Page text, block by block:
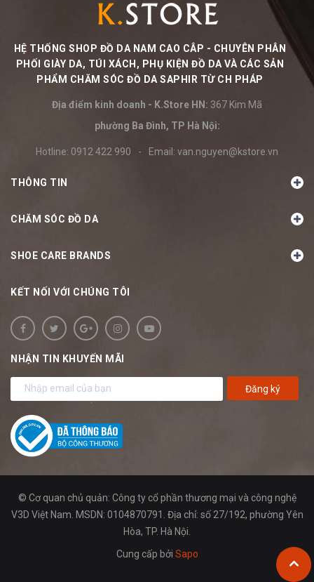
HỆ THỐNG SHOP ĐỒ DA NAM CAO CÂP - CHUYÊN PHÂN
PHỐI GIÀY DA, TÚI XÁCH, PHỤ KIỆN ĐỒ DA VÀ CÁC SẢN
PHẨM CHĂM SÓC ĐỒ DA SAPHIR TỪ CH PHÁP
Địa điểm kinh doanh - K.Store HN: 367 Kim Mã
phường Ba Đình, TP Hà Nội:
Hotline: 0912 422 990 - Email: van.nguyen@kstore.vn
THÔNG TIN
CHĂM SÓC ĐỒ DA
SHOE CARE BRANDS
KẾT NỐI VỚI CHÚNG TÔI
NHẬN TIN KHUYẾN MÃI
Đăng ký
© Cơ quan chủ quản: Công ty cổ phần thương mại và công nghệ
V3D Việt Nam. MSDN: 0104870791. Địa chỉ: số 27/192, phường Yên
Hòa, TP. Hà Nội.
Cung cấp bởi Sapo